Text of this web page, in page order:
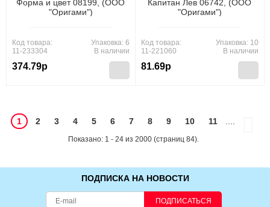
Форма и цвет 08199, (ООО
"Оригами")
Код товара:
11-233304
374.79р
Упаковка: 6
В наличии
Капитан Лев 06742, (ООО
"Оригами")
Код товара:
11-221060
81.69р
Упаковка: 10
В наличии
1 2 3 4 5 6 7 8 9 10 11
Показано: 1 - 24 из 2000 (страниц 84).
ПОДПИСКА НА НОВОСТИ
ПОДПИСАТЬСЯ